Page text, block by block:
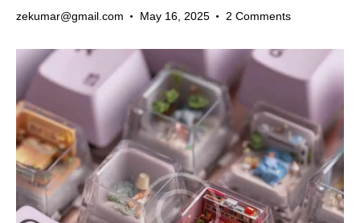
zekumar@gmail.com May 16, 2025 2 Comments